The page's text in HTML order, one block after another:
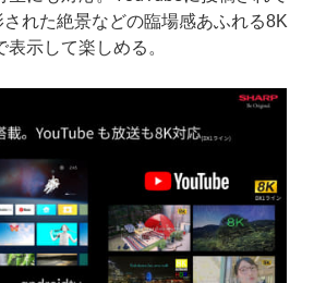
れた絶景などの臨場感あふれる8K
示して楽しめる。